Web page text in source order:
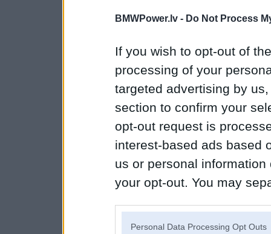
BMWPower.lv - Do Not Process
If you wish to opt-out of
processing of your
targeted advertising by
section to confirm your
opt-out request is
interest-based ads based
us or personal
your opt-out. You may
Personal Data Processing Opt Outs